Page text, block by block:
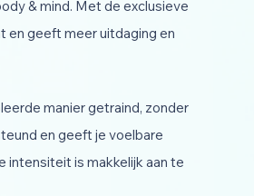
& mind. Met de exclusieve
en geeft meer uitdaging en
manier getraind, zonder
en geeft je voelbare
is makkelijk aan te